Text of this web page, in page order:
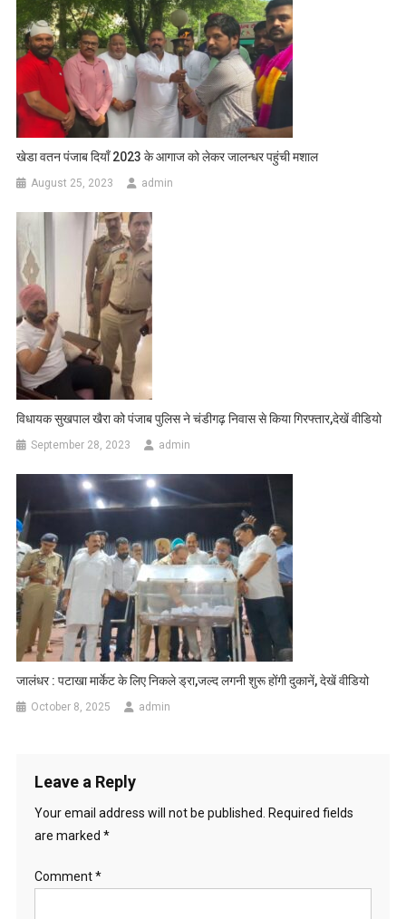
खेडा वतन पंजाब दियाँ 2023 के आगाज को लेकर जालन्धर पहुंची मशाल
August 25, 2023 admin
विधायक सुखपाल खैरा को पंजाब पुलिस ने चंडीगढ़ निवास से किया गिरफ्तार,देखें वीडियो
September 28, 2023 admin
जालंधर : पटाखा मार्केट के लिए निकले ड्रा,जल्द लगनी शुरू होंगी दुकानें, देखें वीडियो
October 8, 2025 admin
Leave a Reply
Your email address will not be published.
Required fields
are marked *
Comment*